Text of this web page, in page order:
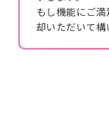
もし機能にご
却いただいて構